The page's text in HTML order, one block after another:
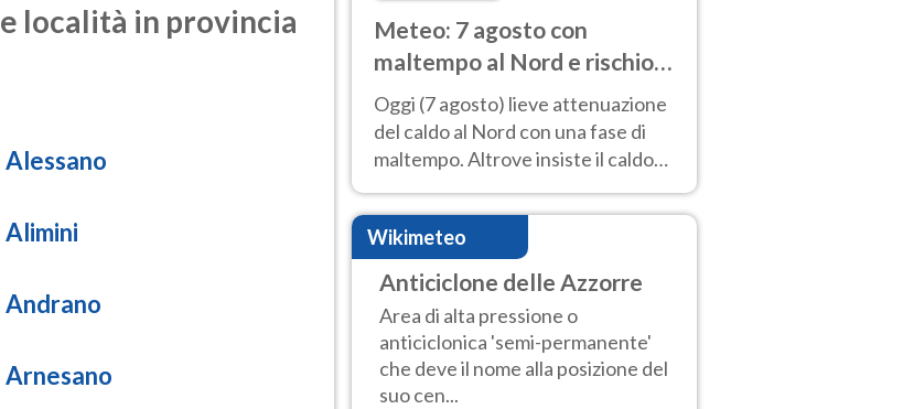
località in provincia
Alessano
Alimini
Andrano
Arnesano
Meteo: 7 agosto con
maltempo al Nord e rischio
nubifragi. Altrove caldo
estremo
Oggi (7 agosto) lieve attenuazione
del caldo al Nord con una fase di
maltempo. Altrove insiste il caldo
estremo con picchi di 40°C. Le
previsioni
Wikimeteo
Anticiclone delle Azzorre
Area di alta pressione o
anticiclonica 'semi-permanente'
che deve il nome alla posizione del
suo cen...